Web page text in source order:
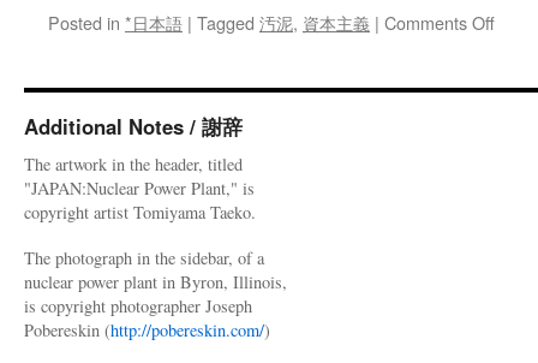
Posted in *日本語 | Tagged 汚泥, 資本主義 | Comments Offon
性
Additional Notes / 謝辞
The artwork in the header, titled
"JAPAN:Nuclear Power Plant," is
copyright artist Tomiyama Taeko.
The photograph in the sidebar, of a
nuclear power plant in Byron, Illinois,
is copyright photographer Joseph
Pobereskin (http://pobereskin.com/)